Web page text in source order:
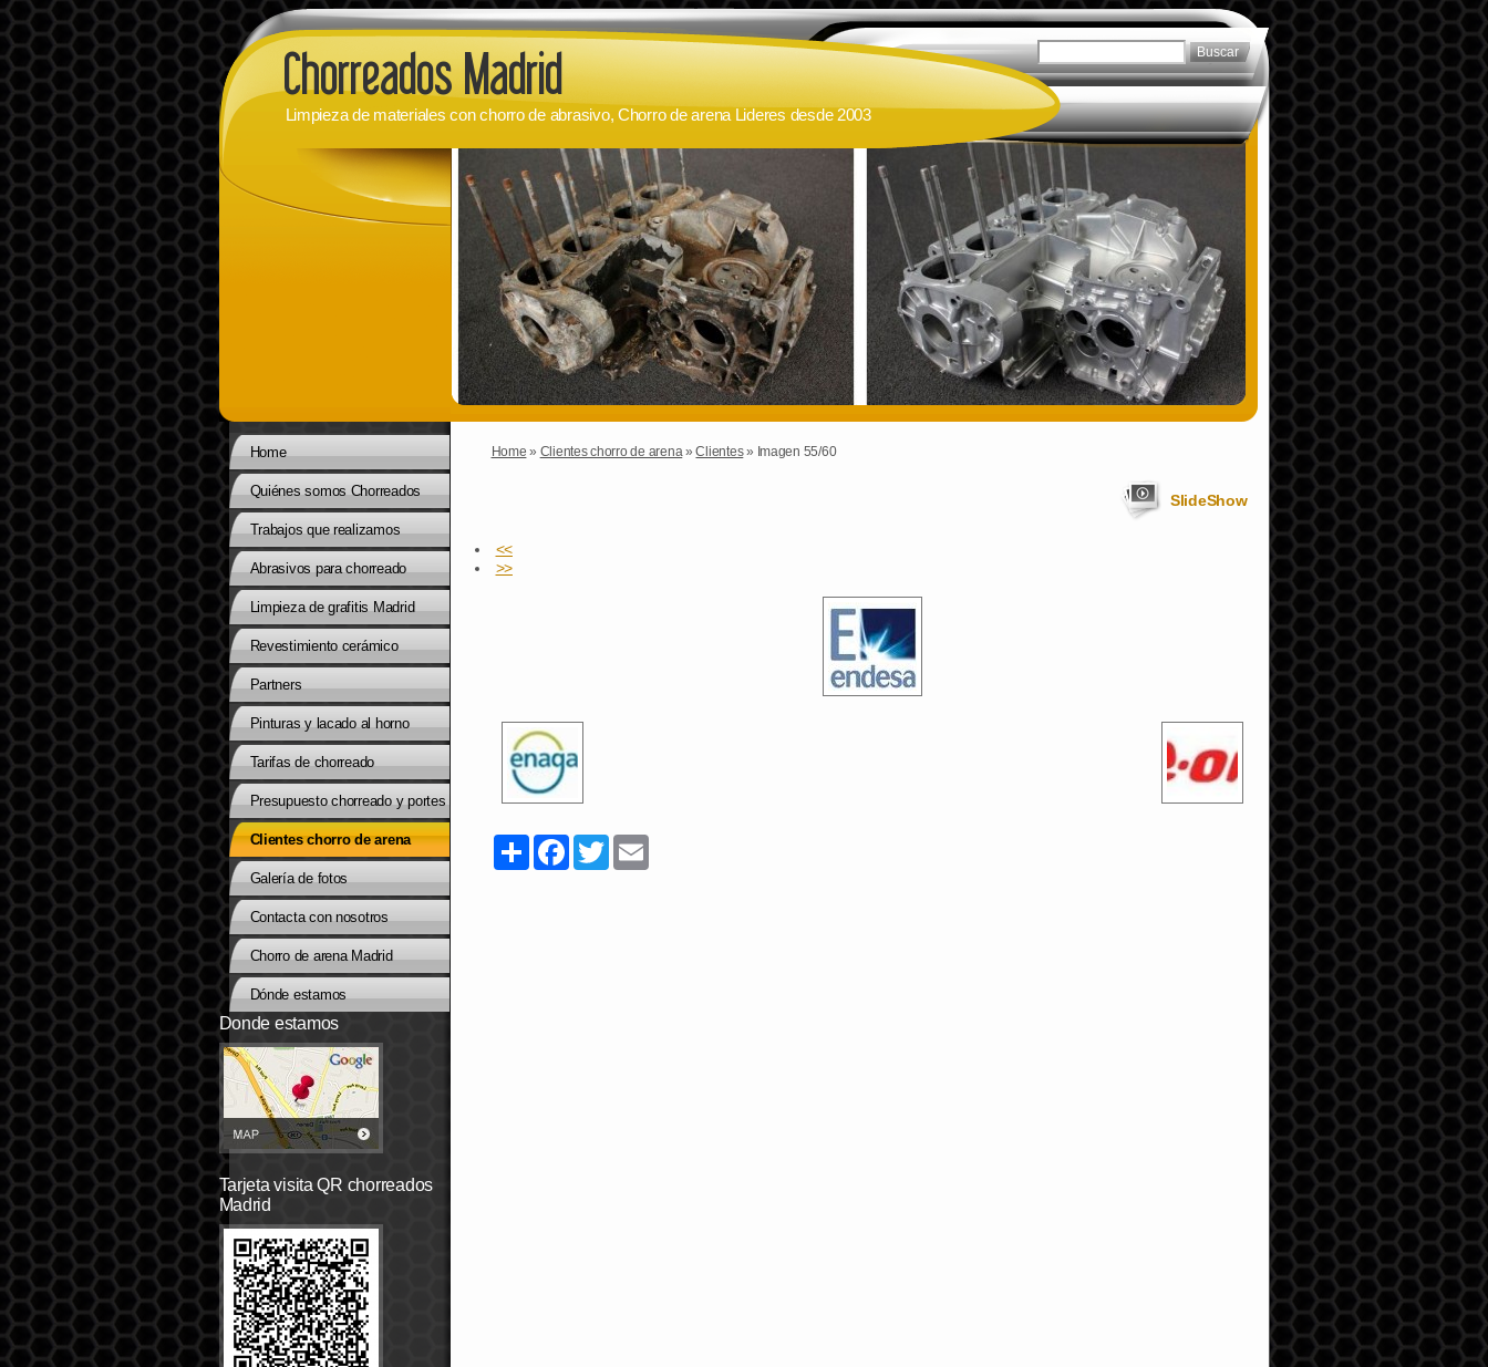
Limpieza de materiales con chorro de abrasivo, Chorro de arena Lideres desde 2003
Home » Clientes chorro de arena»Clientes» Imagen 55/60
SlideShow
<<
>>
ShareFacebook
TwitterEmail
Home
Quiénes somos Chorreados
Trabajos que realizamos
Abrasivos para chorreado
Limpieza de grafitis Madrid
Revestimiento cerámico
Partners
Pinturas y lacado al horno
Tarifas de chorreado
Presupuesto chorreado y portes
Clientes chorro de arena
Galería de fotos
Contacta con nosotros
Chorro de arena Madrid
Dónde estamos
Donde estamos
Tarjeta visita QR chorreados
Madrid